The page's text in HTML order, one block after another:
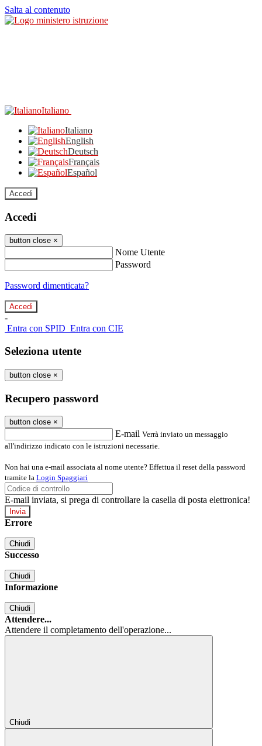
Salta al contenuto
Italiano
Italiano
English
Deutsch
Français
Español
Accedi
Accedi
button close ×
Nome Utente
Password
Password dimenticata?
-
Entra con SPID Entra con CIE
Seleziona utente
button close ×
Recupero password
button close ×
E-mail Verrà inviato un messaggio
all'indirizzo indicato con le istruzioni necessarie.
Non hai una e-mail associata al nome utente? Effettua il reset della password
tramite la Login Spaggiari
E-mail inviata, si prega di controllare la casella di posta elettronica!
Errore
Chiudi
Successo
Chiudi
Informazione
Chiudi
Attendere...
Attendere il completamento dell'operazione...
Chiudi